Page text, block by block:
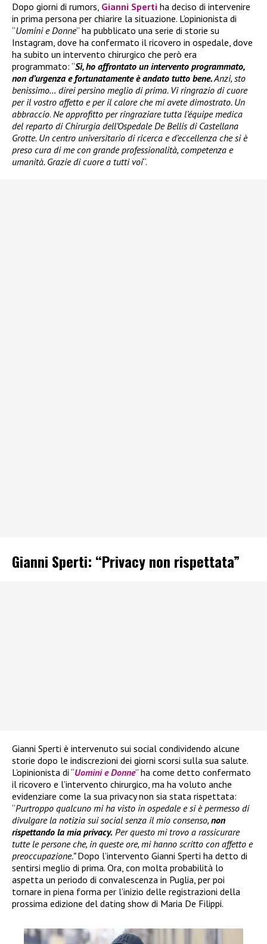
Dopo giorni di rumors, Gianni Sperti ha deciso di intervenire
in prima persona per chiarire la situazione. L’opinionista di
“Uomini e Donne” ha pubblicato una serie di storie su
Instagram, dove ha confermato il ricovero in ospedale, dove
ha subito un intervento chirurgico che però era
programmato: “Sì, ho affrontato un intervento programmato,
non d’urgenza e fortunatamente è andato tutto bene.Anzi, sto
benissimo… direi persino meglio di prima. Vi ringrazio di cuore
per il vostro affetto e per il calore che mi avete dimostrato. Un
abbraccio. Ne approfitto per ringraziare tutta l’équipe medica
del reparto di Chirurgia dell’Ospedale De Bellis di Castellana
Grotte. Un centro universitario di ricerca e d’eccellenza che si è
preso cura di me con grande professionalità, competenza e
umanità. Grazie di cuore a tutti voi“.
Gianni Sperti: “Privacy non rispettata”
Gianni Sperti è intervenuto sui social condividendo alcune
storie dopo le indiscrezioni dei giorni scorsi sulla sua salute.
L’opinionista di “Uomini e Donne” ha come detto confermato
il ricovero e l’intervento chirurgico, ma ha voluto anche
evidenziare come la sua privacy non sia stata rispettata:
“Purtroppo qualcuno mi ha visto in ospedale e si è permesso di
divulgare la notizia sui social senza il mio consenso, non
rispettando la mia privacy. Per questo mi trovo a rassicurare
tutte le persone che, in queste ore, mi hanno scritto con affetto e
preoccupazione.”Dopo l’intervento Gianni Sperti ha detto di
sentirsi meglio di prima. Ora, con molta probabilità lo
aspetta un periodo di convalescenza in Puglia, per poi
tornare in piena forma per l’inizio delle registrazioni della
prossima edizione del dating show di Maria De Filippi.